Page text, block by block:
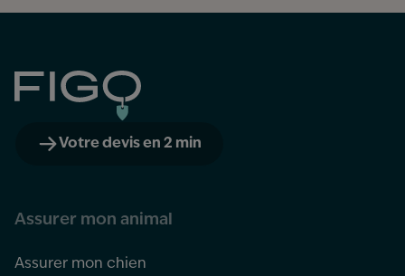
Figo
Votre devis en 2 min
Assurer mon animal
Assurer mon chien